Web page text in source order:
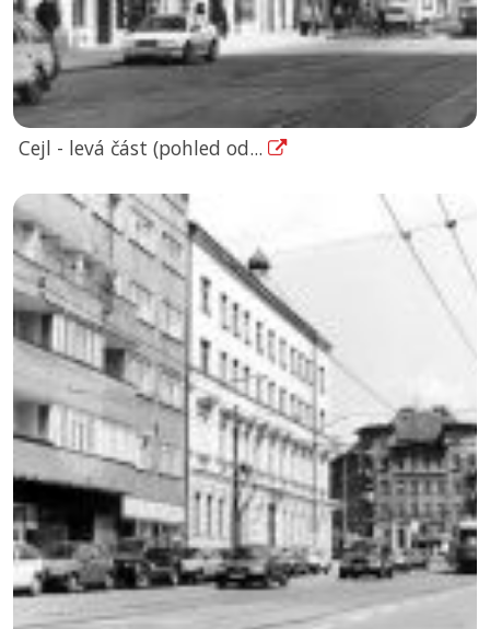
Cejl - levá část (pohled od...